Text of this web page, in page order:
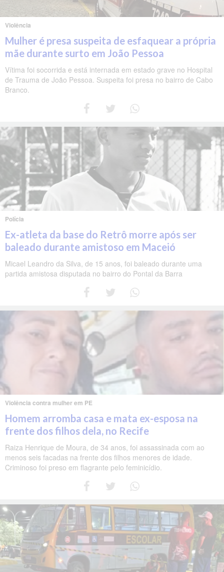
Violência
Mulher é presa suspeita de esfaquear a própria
mãe durante surto em João Pessoa
Vítima foi socorrida e está internada em estado grave no Hospital
de Trauma de João Pessoa. Suspeita foi presa no bairro de Cabo
Branco.
Polícia
Ex-atleta da base do Retrô morre após ser
baleado durante amistoso em Maceió
Micael Leandro da Silva, de 15 anos, foi baleado durante uma
partida amistosa disputada no bairro do Pontal da Barra
Violência contra mulher em PE
Homem arromba casa e mata ex-esposa na
frente dos filhos dela, no Recife
Raiza Henrique de Moura, de 34 anos, foi assassinada com ao
menos seis facadas na frente dos filhos menores de idade.
Criminoso foi preso em flagrante pelo feminicídio.